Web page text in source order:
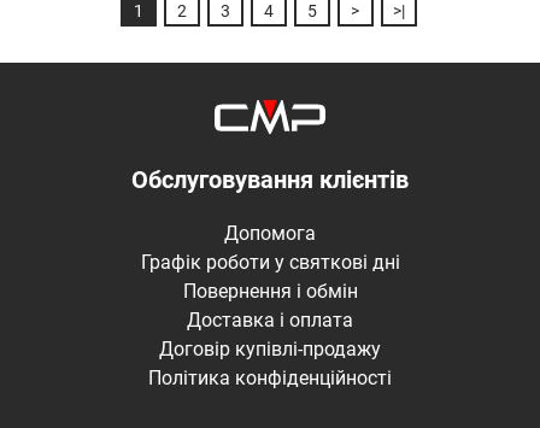
1 2 3 4 5 > >|
Обслуговування клієнтів
Допомога
Графік роботи у святкові дні
Повернення і обмін
Доставка і оплата
Договір купівлі-продажу
Політика конфіденційності